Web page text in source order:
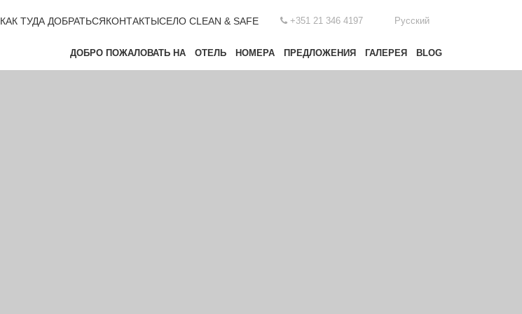
КАК ТУДА ДОБРАТЬСЯКОНТАКТЫСЕЛО CLEAN & SAFE +351 21 346 4197 Русский
ДОБРО ПОЖАЛОВАТЬ НА ОТЕЛЬ НОМЕРА ПРЕДЛОЖЕНИЯ ГАЛЕРЕЯ BLOG